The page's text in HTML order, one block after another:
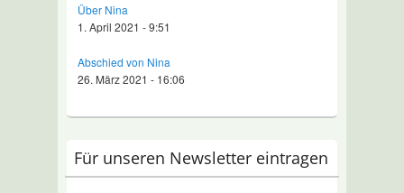
Über Nina
1. April 2021 - 9:51
Abschied von Nina
26. März 2021 - 16:06
Für unseren Newsletter eintragen